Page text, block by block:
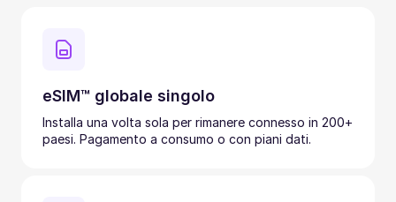
eSIM™ globale singolo
Installa una volta sola per rimanere connesso in 200+
paesi. Pagamento a consumo o con piani dati.